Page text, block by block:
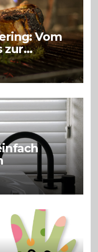
Vom
zur
Events,
und